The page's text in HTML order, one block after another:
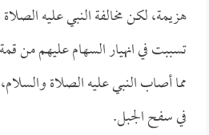
هزيمة، لكن مخالفة النبي عليه
تسببت في انهيار السهام عليهم من
مما أصاب النبي عليه الصلاة
في سفح الجبل.